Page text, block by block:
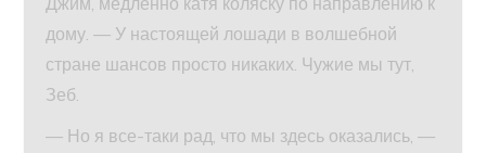
дому. — У настоящей лошади в волшебной
стране шансов просто никаких. Чужие мы тут,
Зеб.
— Но я все-таки рад, что мы здесь оказались, —